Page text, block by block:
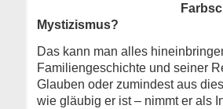
Mystizismus?
Das kann man alles
Familiengeschichte und seiner
Glauben oder zumindest aus
wie gläubig er ist – nimmt er als